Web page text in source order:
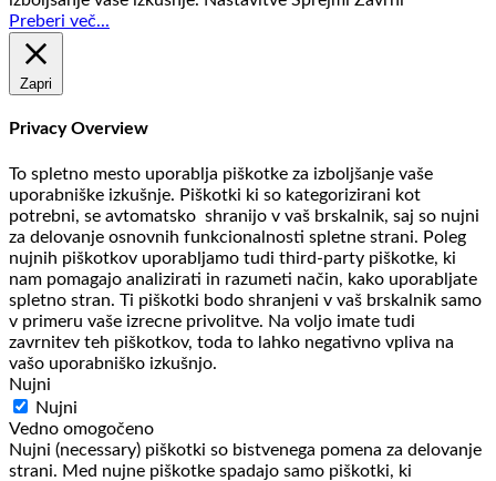
Preberi več...
Zapri
Privacy Overview
To spletno mesto uporablja piškotke za izboljšanje vaše
uporabniške izkušnje. Piškotki ki so kategorizirani kot
potrebni, se avtomatsko shranijo v vaš brskalnik, saj so nujni
za delovanje osnovnih funkcionalnosti spletne strani. Poleg
nujnih piškotkov uporabljamo tudi third-party piškotke, ki
nam pomagajo analizirati in razumeti način, kako uporabljate
spletno stran. Ti piškotki bodo shranjeni v vaš brskalnik samo
v primeru vaše izrecne privolitve. Na voljo imate tudi
zavrnitev teh piškotkov, toda to lahko negativno vpliva na
vašo uporabniško izkušnjo.
Nujni
Nujni
Vedno omogočeno
Nujni (necessary) piškotki so bistvenega pomena za delovanje
strani. Med nujne piškotke spadajo samo piškotki, ki